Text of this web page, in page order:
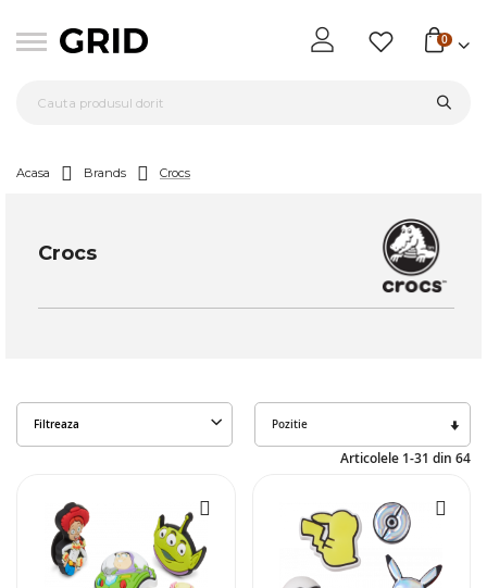
0
Acasa Brands Crocs
Crocs
Filtreaza
Articolele 1-31 din 64